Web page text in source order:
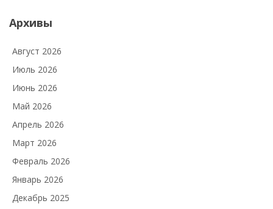
Архивы
Август 2026
Июль 2026
Июнь 2026
Май 2026
Апрель 2026
Март 2026
Февраль 2026
Январь 2026
Декабрь 2025